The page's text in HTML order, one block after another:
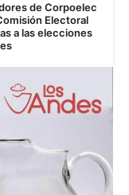
de Corpoelec
Electoral
a las elecciones